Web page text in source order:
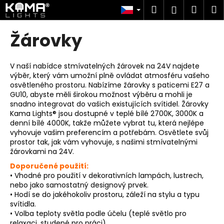
Přejít
na
obsah
Hledat
Žárovky
V naší nabídce stmívatelných žárovek na 24V najdete
výběr, který vám umožní plně ovládat atmosféru vašeho
osvětleného prostoru. Nabízíme žárovky s paticemi E27 a
GU10, abyste měli širokou možnost výběru a mohli je
snadno integrovat do vašich existujících svítidel. Žárovky
Kama Lights® jsou dostupné v teplé bílé 2700K, 3000K a
denní bílé 4000K, takže můžete vybrat tu, která nejlépe
vyhovuje vašim preferencím a potřebám. Osvětlete svůj
prostor tak, jak vám vyhovuje, s našimi stmívatelnými
žárovkami na 24V.
Doporučené použití:
• Vhodné pro použití v dekorativních lampách, lustrech,
nebo jako samostatný designový prvek.
• Hodí se do jakéhokoliv prostoru, záleží na stylu a typu
svítidla.
• Volba teploty světla podle účelu (teplé světlo pro
K
o
o
p
o
t
ř
e
b
u
j
e
t
e